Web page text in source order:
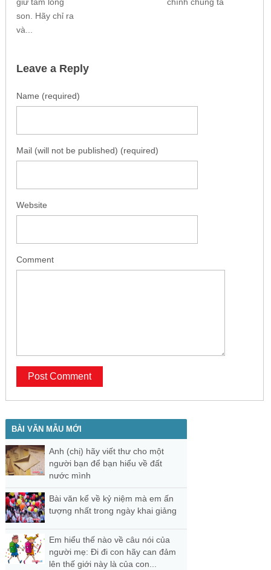
son. Hãy chỉ ra
và...
Leave a Reply
Name (required)
Mail (will not be published) (required)
Website
Comment
BÀI VĂN MẪU MỚI
Anh (chị) hãy viết thư cho một
người bạn để bạn hiểu về đất
nước mình
Bài văn kể về kỷ niệm mà em ấn
tượng nhất trong ngày khai giảng
Em hiểu thế nào về câu nói của
người mẹ: Đi đi con hãy can đảm
lên thế giới này là của con...